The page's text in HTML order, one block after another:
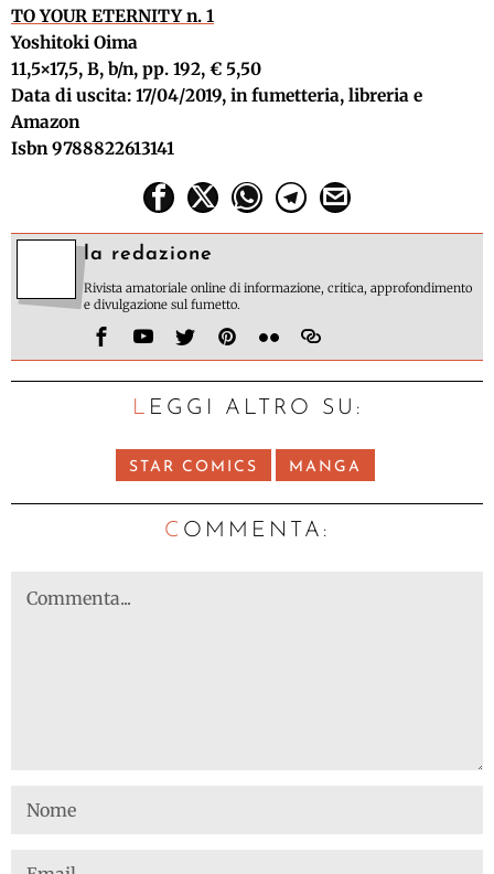
TO YOUR ETERNITY n. 1
Yoshitoki Oima
11,5×17,5, B, b/n, pp. 192, € 5,50
Data di uscita: 17/04/2019, in fumetteria, libreria e
Amazon
Isbn 9788822613141
la redazione
Rivista amatoriale online di informazione, critica, approfondimento
e divulgazione sul fumetto.
LEGGI ALTRO SU:
STAR COMICS MANGA
C OMMENTA: